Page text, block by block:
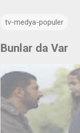
tv-medya-populer
Bunlar da Var